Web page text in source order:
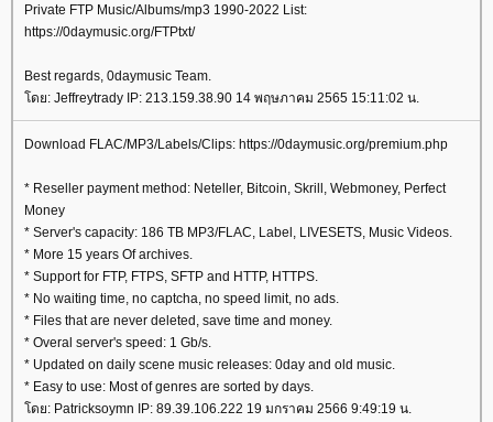
Private FTP Music/Albums/mp3 1990-2022 List:
https://0daymusic.org/FTPtxt/
Best regards, 0daymusic Team.
ดย: Jeffreytrady IP: 213.159.38.90 14 พฤษภาคม 2565 15:11:02 น.
Download FLAC/MP3/Labels/Clips: https://0daymusic.org/premium.php
* Reseller payment method: Neteller, Bitcoin, Skrill, Webmoney, Perfect
Money
* Server's capacity: 186 TB MP3/FLAC, Label, LIVESETS, Music Videos.
* More 15 years Of archives.
* Support for FTP, FTPS, SFTP and HTTP, HTTPS.
* No waiting time, no captcha, no speed limit, no ads.
* Files that are never deleted, save time and money.
* Overal server's speed: 1 Gb/s.
* Updated on daily scene music releases: 0day and old music.
* Easy to use: Most of genres are sorted by days.
ดย: Patricksoymn IP: 89.39.106.222 19 มกราคม 2566 9:49:19 น.